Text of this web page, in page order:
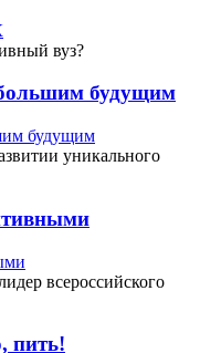
вуз?
будущим
уникального
всероссийского
пить!